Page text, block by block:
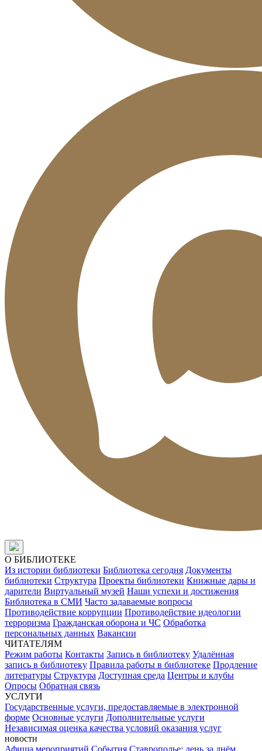
О БИБЛИОТЕКЕ
Из истории библиотеки Библиотека сегодня Документы
библиотеки Структура Проекты библиотеки Книжные дары и
дарители Виртуальный музей Наши успехи и достижения
Библиотека в СМИ Часто задаваемые вопросы
Противодействие коррупции Противодействие идеологии
терроризма Гражданская оборона и ЧС Обработка
персональных данных Вакансии
ЧИТАТЕЛЯМ
Режим работы Контакты Запись в библиотеку Удалённая
запись в библиотеку Правила работы в библиотеке Продление
литературы Структура Доступная среда Центры и клубы
Опросы Обратная связь
УСЛУГИ
Государственные услуги, предоставляемые в электронной
форме Основные услуги Дополнительные услуги
Независимая оценка качества условий оказания услуг
новости
Афиша мероприятий События Ставрополье: день за днём